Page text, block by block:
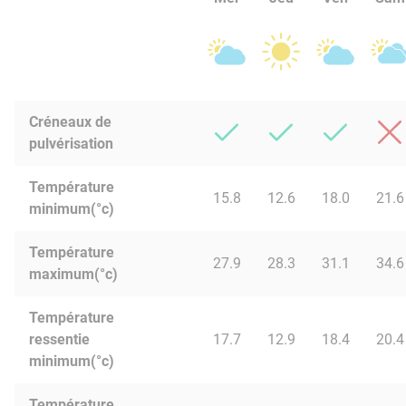
Créneaux de
pulvérisation
Température
minimum(°c)
15.8 12.6 18.0 21.6
Température
maximum(°c)
27.9 28.3 31.1 34.6
Température
ressentie
minimum(°c)
17.7 12.9 18.4 20.4